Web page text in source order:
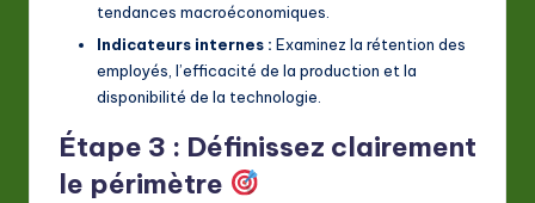
tendances macroéconomiques.
Indicateurs internes : Examinez la rétention des
employés, l’efficacité de la production et la
disponibilité de la technologie.
Étape 3 : Définissez clairement
le périmètre